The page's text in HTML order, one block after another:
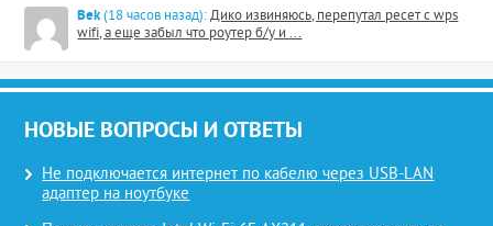
Bek(18 часов назад): Дико извиняюсь, перепутал ресет с wps
wifi, а еще забыл что роутер б/у и ...
НОВЫЕ ВОПРОСЫ И ОТВЕТЫ
Не подключается интернет по кабелю через USB-LAN
адаптер на ноутбуке